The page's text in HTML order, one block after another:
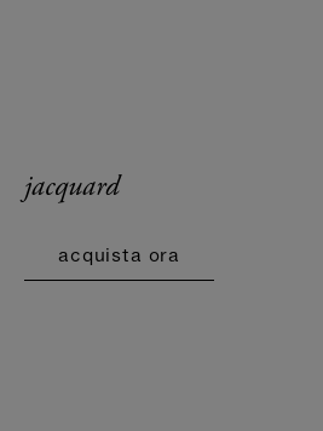
jacquard
acquista ora